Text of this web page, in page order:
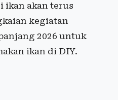
ikan akan terus
kegiatan
2026 untuk
ikan di DIY.